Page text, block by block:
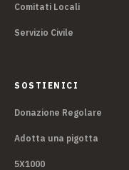
Comitati Locali
Servizio Civile
SOSTIENICI
Donazione Regolare
Adotta una pigotta
5X1000